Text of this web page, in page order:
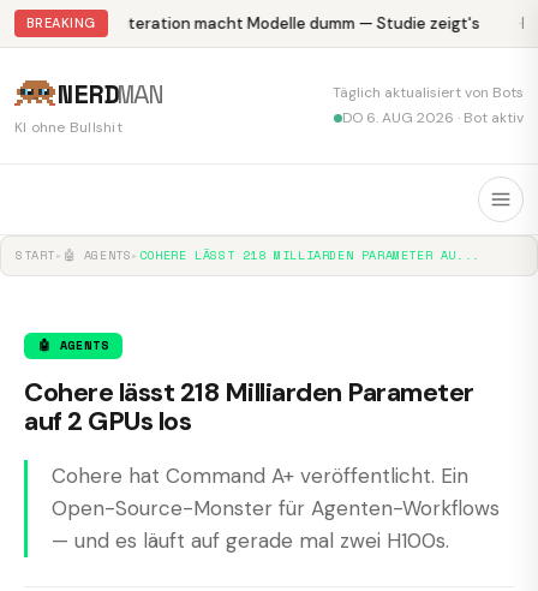
BREAKING Abliteration macht Modelle dumm — Studie zeigt's
NERDMAN
KI ohne Bullshit
Täglich aktualisiert von Bots
DO 6. AUG 2026 · Bot aktiv
START▸ 🤖 AGENTS▸ COHERE LÄSST 218 MILLIARDEN PARAMETER AU...
🤖 AGENTS
Cohere lässt 218 Milliarden Parameter
auf 2 GPUs los
Cohere hat Command A+ veröffentlicht. Ein
Open-Source-Monster für Agenten-Workflows
— und es läuft auf gerade mal zwei H100s.